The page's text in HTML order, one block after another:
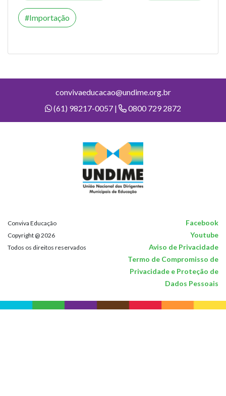
Importação
convivaeducacao@undime.org.br
(61) 98217-0057 |
0800 729 2872
Conviva Educação Facebook
Copyright @ 2026 Youtube
Todos os direitos reservados
Aviso de Privacidade
Termo de Compromisso de
Privacidade e Proteção de
Dados Pessoais